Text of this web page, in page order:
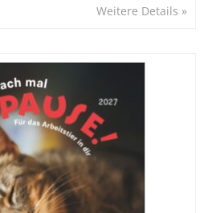
Weitere Details »